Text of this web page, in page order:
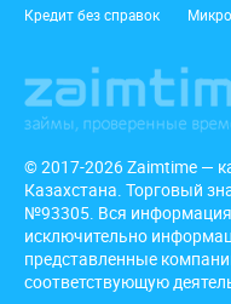
Кредит без справок
© 2017-2026 Zaimtime —
Казахстана. Торговый
№93305. Вся
исключительно
представленные
соответствующую